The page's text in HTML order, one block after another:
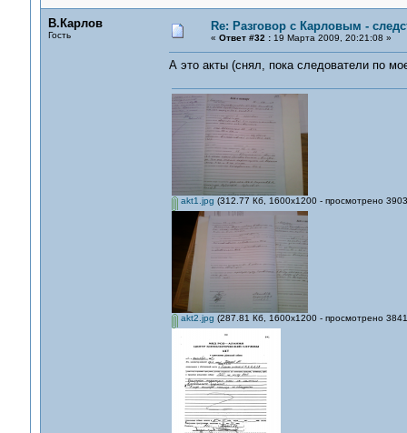
В.Карлов
Гость
Re: Разговор с Карловым -
« Ответ #32 :19 Марта 2009, 20:21:08 »
А это акты (снял, пока следователи по
akt1.jpg (312.77 Кб, 1600x1200 - просмотрено
akt2.jpg (287.81 Кб, 1600x1200 - просмотрено